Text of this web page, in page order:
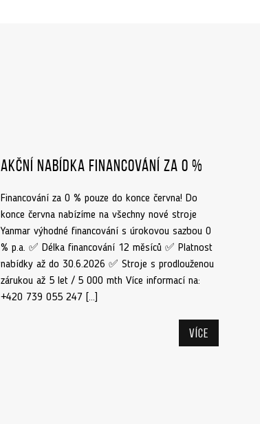
Akční nabídka financování za 0 %
Financování za 0 % pouze do konce června! Do
konce června nabízíme na všechny nové stroje
Yanmar výhodné financování s úrokovou sazbou 0
% p.a. ✅ Délka financování 12 měsíců ✅ Platnost
nabídky až do 30.6.2026 ✅ Stroje s prodlouženou
zárukou až 5 let / 5 000 mth Více informací na:
+420 739 055 247 […]
Více